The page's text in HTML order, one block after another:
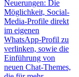
Neuerungen: Die
Möglichkeit, Social-
Media-Profile direkt
im eigenen
WhatsApp-Profil zu
verlinken, sowie die
Einführung von
neuen Chat-Themes,